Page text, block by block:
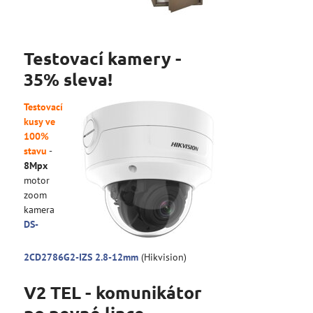
Testovací kamery -
35% sleva!
Testovací
kusy ve
100%
stavu -
8Mpx
motor
zoom
kamera
DS-
2CD2786G2-IZS 2.8-12mm (Hikvision)
V2 TEL - komunikátor